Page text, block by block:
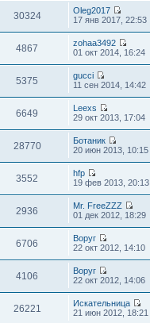
30324
Oleg2017
17 янв 2017, 22:53
4867
zohaa3492
01 окт 2014, 16:24
5375
gucci
11 сен 2014, 14:42
6649
Leexs
29 окт 2013, 17:04
28770
Ботаник
20 июн 2013, 10:15
3552
hfp
19 фев 2013, 20:13
2936
Mr. FreeZZZ
01 дек 2012, 18:29
6706
Воруг
22 окт 2012, 14:10
4106
Воруг
22 окт 2012, 14:06
26221
Искательница
21 июн 2012, 18:21